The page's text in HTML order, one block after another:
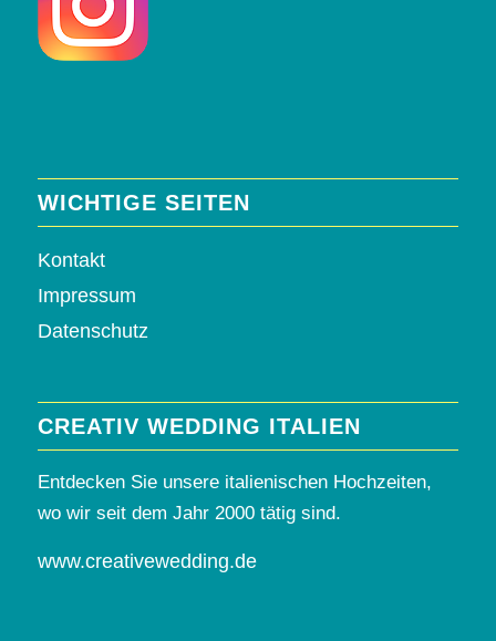
WICHTIGE SEITEN
Kontakt
Impressum
Datenschutz
CREATIV WEDDING ITALIEN
Entdecken Sie unsere italienischen Hochzeiten,
wo wir seit dem Jahr 2000 tätig sind.
www.creativewedding.de